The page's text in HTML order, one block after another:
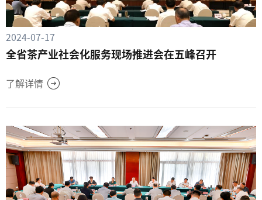
2024-07-17
全省茶产业社会化服务现场推进会在五峰召开
了解详情